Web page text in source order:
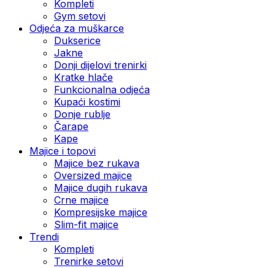
Kompleti
Gym setovi
Odjeća za muškarce
Dukserice
Jakne
Donji dijelovi trenirki
Kratke hlače
Funkcionalna odjeća
Kupaći kostimi
Donje rublje
Čarape
Kape
Majice i topovi
Majice bez rukava
Oversized majice
Majice dugih rukava
Crne majice
Kompresijske majice
Slim-fit majice
Trendi
Kompleti
Trenirke setovi